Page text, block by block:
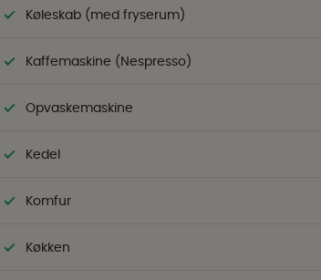
Køleskab (med fryserum)
Kaffemaskine (Nespresso)
Opvaskemaskine
Kedel
Komfur
Køkken